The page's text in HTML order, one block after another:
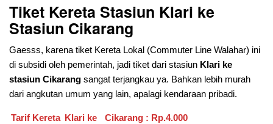
Tiket Kereta Stasiun Klari ke
Stasiun Cikarang
Gaesss, karena tiket Kereta Lokal (Commuter Line Walahar) ini
di subsidi oleh pemerintah, jadi tiket dari stasiun Klari ke
stasiun Cikarang sangat terjangkau ya. Bahkan lebih murah
dari angkutan umum yang lain, apalagi kendaraan pribadi.
Tarif Kereta Klari ke Cikarang : Rp.4.000